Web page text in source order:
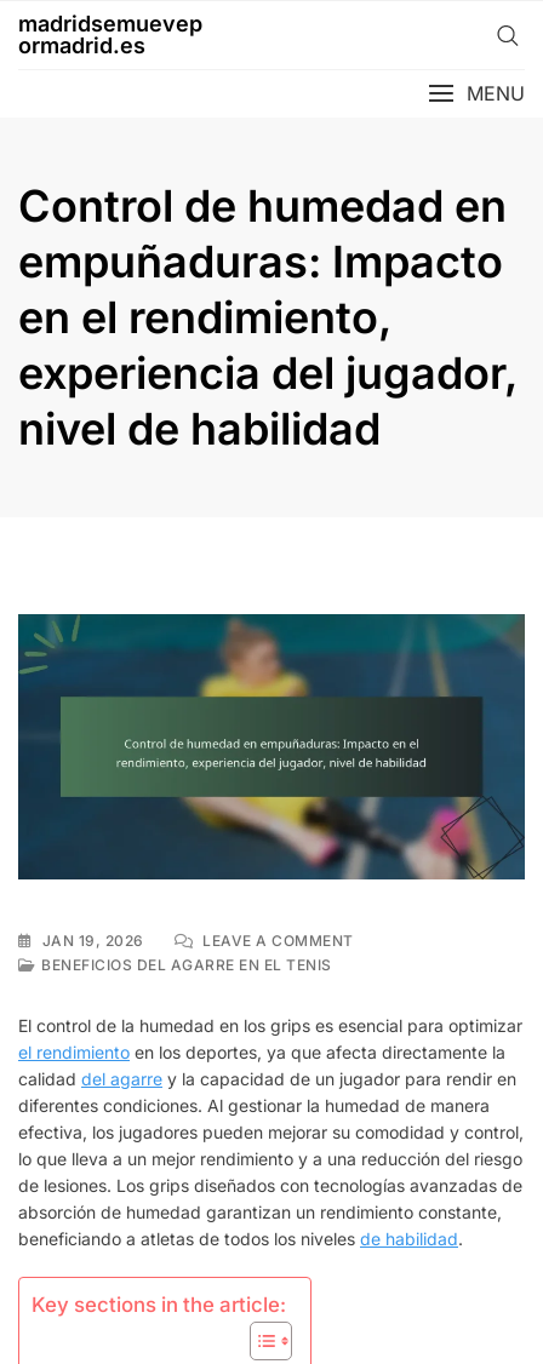
madridsemuevep
ormadrid.es
MENU
Control de humedad en
empuñaduras: Impacto
en el rendimiento,
experiencia del jugador,
nivel de habilidad
JAN 19, 2026 LEAVE A COMMENTON
EN
EMPUÑADURAS:
IMPACTO
EN
RENDIMIENTO,
EXPERIENCIA
DEL
JUGADOR,
NIVEL
BENEFICIOS DEL AGARRE EN EL TENIS
El control de la humedad en los grips es esencial para optimizar
el rendimiento en los deportes, ya que afecta directamente la
calidad del agarre y la capacidad de un jugador para rendir en
diferentes condiciones. Al gestionar la humedad de manera
efectiva, los jugadores pueden mejorar su comodidad y control,
lo que lleva a un mejor rendimiento y a una reducción del riesgo
de lesiones. Los grips diseñados con tecnologías avanzadas de
absorción de humedad garantizan un rendimiento constante,
beneficiando a atletas de todos los niveles de habilidad.
Key sections in the article: